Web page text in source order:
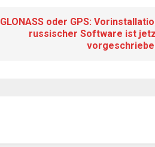
GLONASS oder GPS:
russischer Software ist